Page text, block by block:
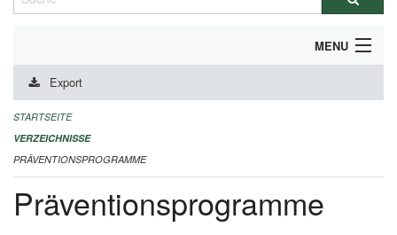
MENU
DURCHFÜHRUNG UND FINANZIERUNG
IMPRESSUM
Export
STARTSEITE
VERZEICHNISSE
PRÄVENTIONSPROGRAMME
Präventionsprogramme